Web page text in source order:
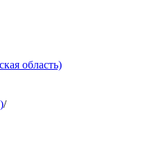
область)
/